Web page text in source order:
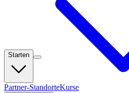
Starten
Partner-StandorteKurse